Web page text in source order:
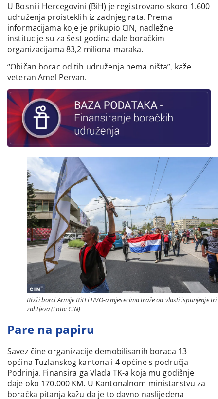
U Bosni i Hercegovini (BiH) je registrovano skoro 1.600
udruženja proisteklih iz zadnjeg rata. Prema
informacijama koje je prikupio CIN, nadležne
institucije su za šest godina dale boračkim
organizacijama 83,2 miliona maraka.
“Običan borac od tih udruženja nema ništa”, kaže
veteran Amel Pervan.
Bivši borci Armije BiH i HVO-a mjesecima traže od vlasti ispunjenje tri
zahtjeva (Foto: CIN)
Pare na papiru
Savez čine organizacije demobilisanih boraca 13
općina Tuzlanskog kantona i 4 općine s područja
Podrinja. Finansira ga Vlada TK-a koja mu godišnje
daje oko 170.000 KM. U Kantonalnom ministarstvu za
boračka pitanja kažu da je to davno naslijeđena